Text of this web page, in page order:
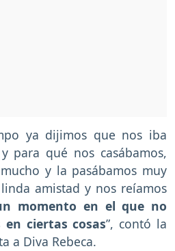
ya dijimos que nos iba
para qué nos casábamos,
y la pasábamos muy
amistad y nos reíamos
momento en el que no
en ciertas cosas”, contó la
a Diva Rebeca.